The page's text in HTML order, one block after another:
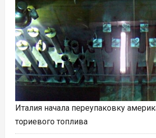
Италия начала переупаковку
ториевого топлива